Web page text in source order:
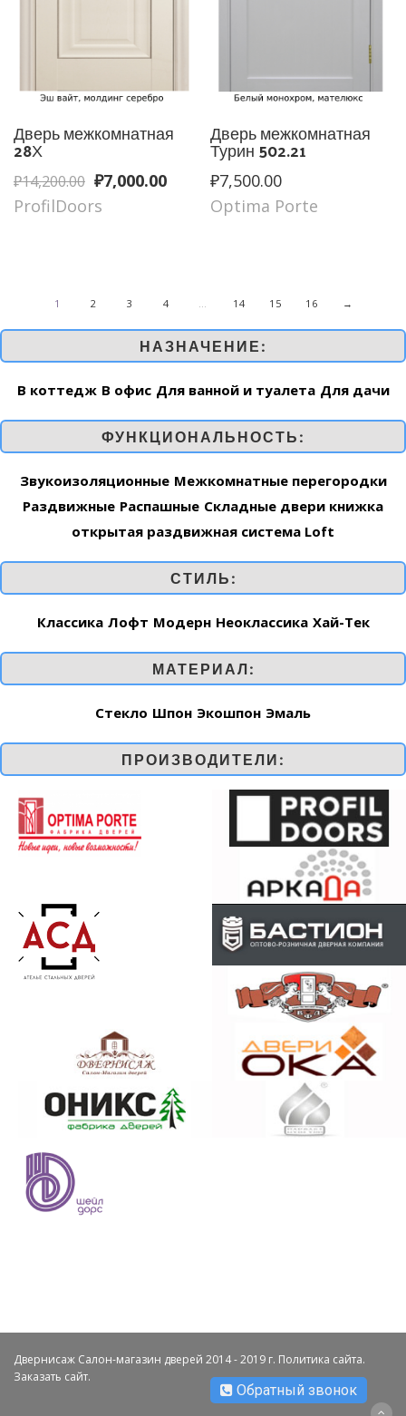
Дверь межкомнатная
28Х
₽14,200.00 Первоначальная
цена
₽7,000.00Текущая
ProfilDoors
Дверь межкомнатная
Турин 502.21
₽7,500.00
Optima Porte
1 2 3 4 14 15 16 →
НАЗНАЧЕНИЕ:
В коттедж В офис Для ванной и туалета Для дачи
ФУНКЦИОНАЛЬНОСТЬ:
Звукоизоляционные Межкомнатные перегородки
Раздвижные Распашные Складные двери книжка
открытая раздвижная система Loft
СТИЛЬ:
Классика Лофт Модерн Неоклассика Хай-Тек
МАТЕРИАЛ:
Стекло Шпон Экошпон Эмаль
ПРОИЗВОДИТЕЛИ:
Двернисаж Салон-магазин дверей 2014 - 2019 г. Политика сайта.
Заказать сайт.
Обратный звонок